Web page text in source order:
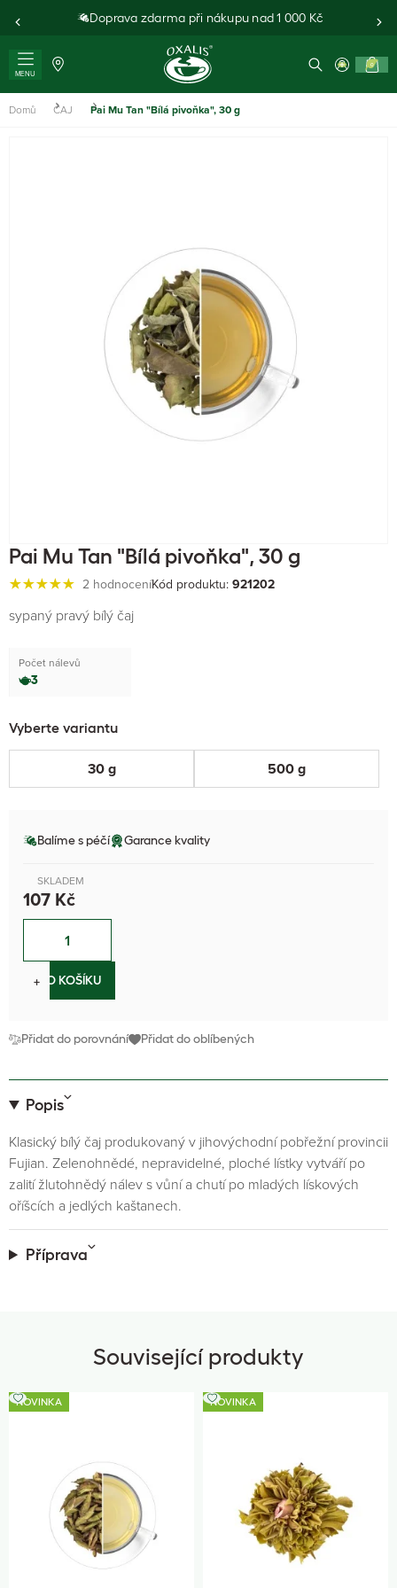
Doprava zdarma při nákupu nad 1 000 Kč
MENU
0
Domů ČAJ Pai Mu Tan "Bílá pivoňka", 30 g
Pai Mu Tan "Bílá pivoňka", 30 g
2 hodnoceníKód produktu: 921202
sypaný pravý bílý čaj
Počet nálevů
3
Vyberte variantu
30 g 500 g
Balíme s péčí Garance kvality
SKLADEM
107 Kč
−
+DO KOŠÍKU
Přidat do porovnání Přidat do oblíbených
Popis
Klasický bílý čaj produkovaný v jihovýchodní pobřežní provincii
Fujian. Zelenohnědé, nepravidelné, ploché lístky vytváří po
zalití žlutohnědý nálev s vůní a chutí po mladých lískových
oříšcích a jedlých kaštanech.
Příprava
Související produkty
NOVINKA NOVINKA